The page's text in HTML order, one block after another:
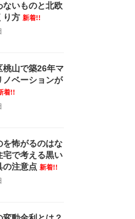
ないものと北欧
り方 新着!!
桃山で築26年マ
ノベーションが
着!!
を怖がるのはな
宅で考える黒い
の注意点 新着!!